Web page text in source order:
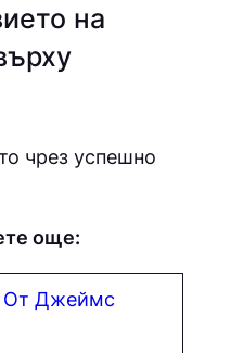
на
чрез успешно
още:
От Джеймс